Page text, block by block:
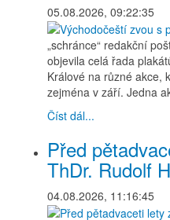
05.08.2026, 09:22:35
„schránce“ redakční
objevila celá řada
Králové na různé akce,
zejména v září. Jedna
Číst dál...
Před
ThDr. Rudolf
04.08.2026, 11:16:45